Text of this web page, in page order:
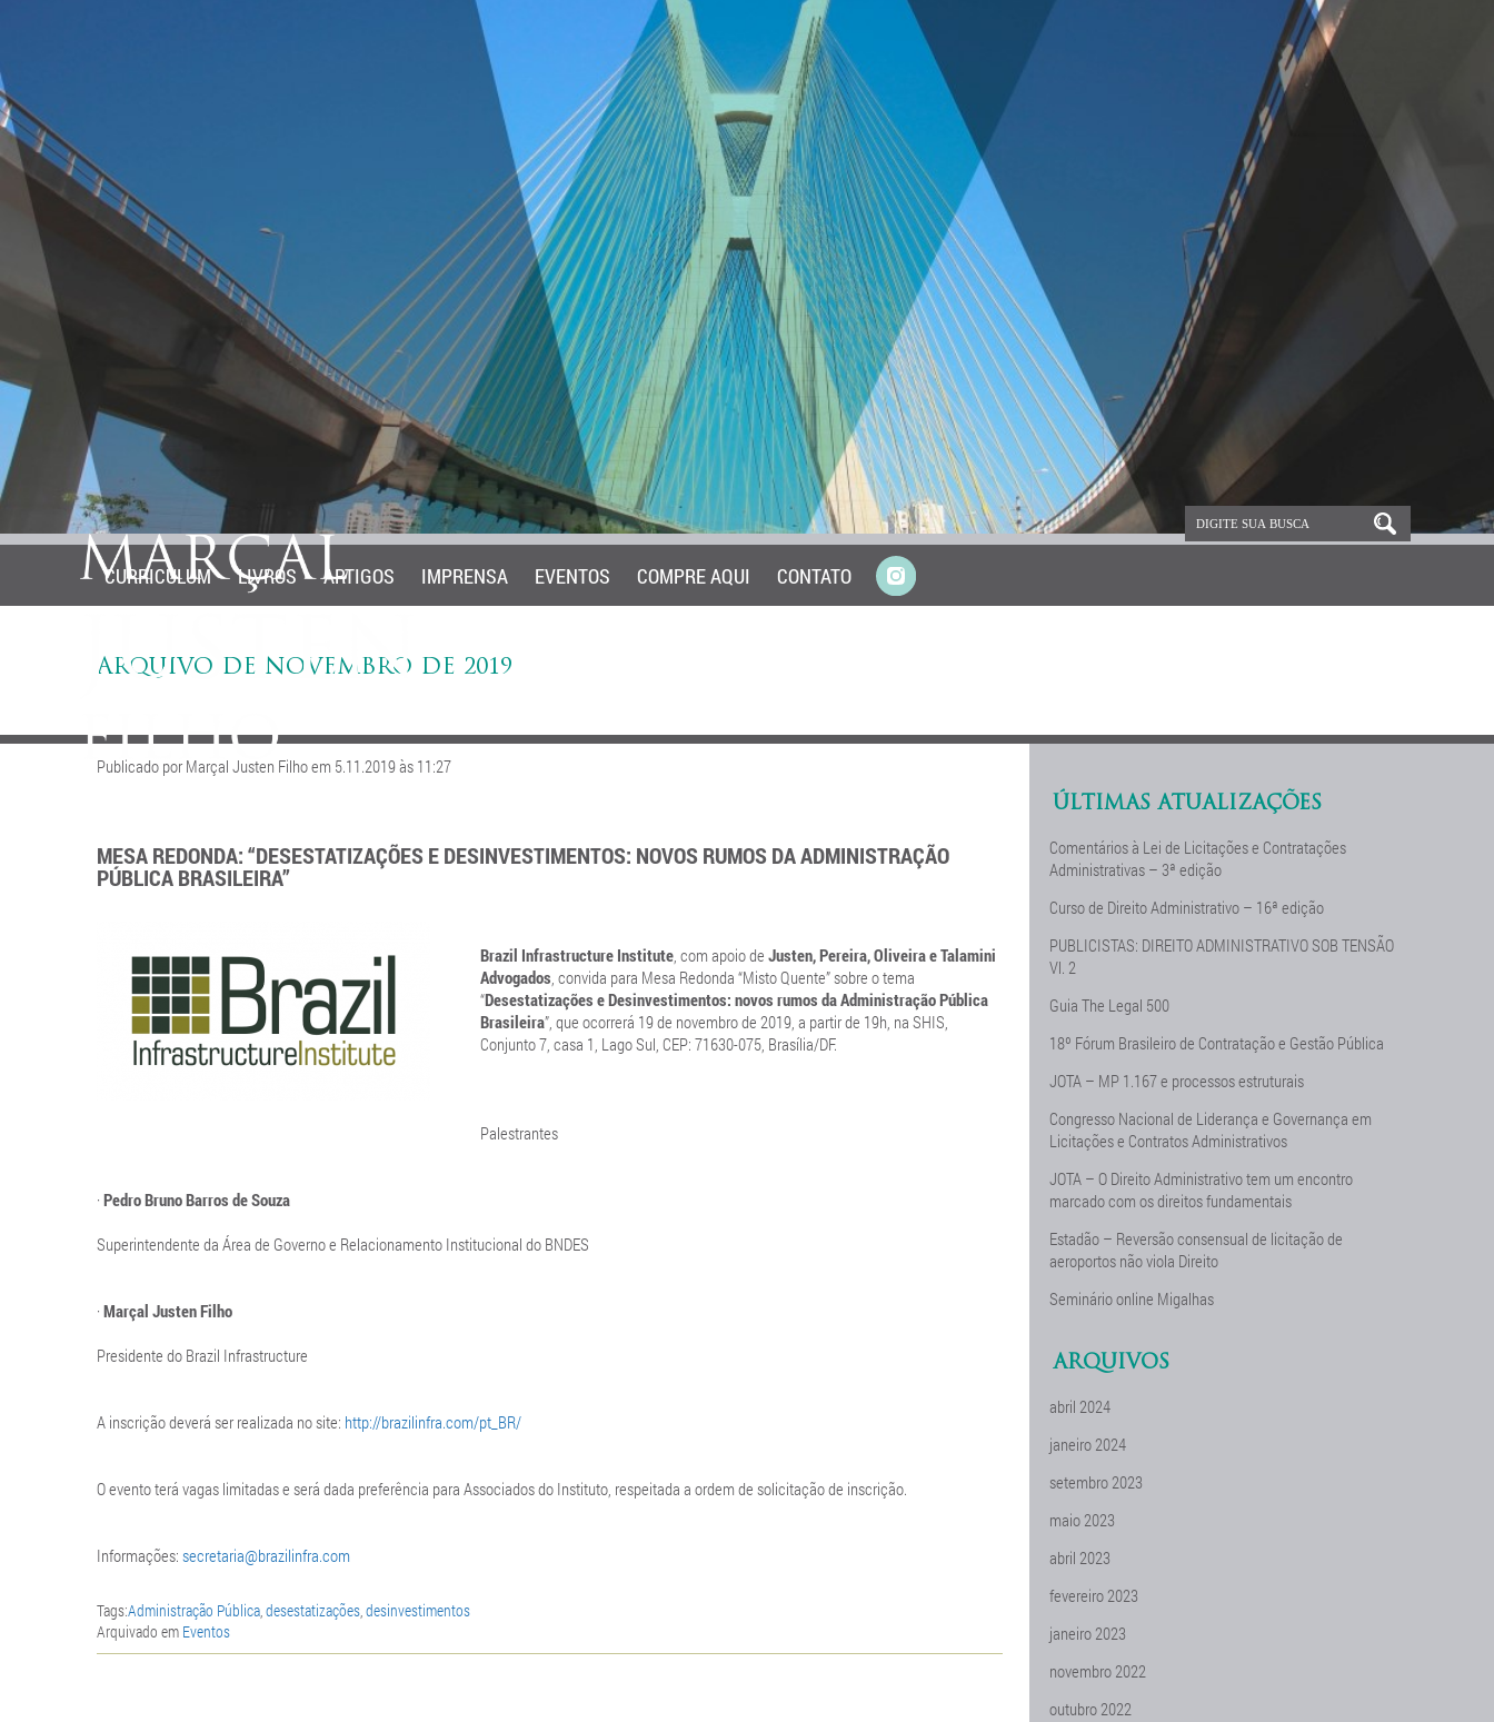
CURRICULUM LIVROS ARTIGOS IMPRENSA EVENTOS COMPRE AQUI CONTATO
ARQUIVO DE NOVEMBRO DE 2019
Publicado por Marçal Justen Filho em 5.11.2019 às 11:27
MESA REDONDA: “DESESTATIZAÇÕES E DESINVESTIMENTOS: NOVOS RUMOS DA ADMINISTRAÇÃO
PÚBLICA BRASILEIRA”
Brazil Infrastructure Institute, com apoio de Justen, Pereira, Oliveira e Talamini
Advogados, convida para Mesa Redonda “Misto Quente” sobre o tema
“Desestatizações e Desinvestimentos: novos rumos da Administração Pública
Brasileira”, que ocorrerá 19 de novembro de 2019, a partir de 19h, na SHIS,
Conjunto 7, casa 1, Lago Sul, CEP: 71630-075, Brasília/DF.
Palestrantes
· Pedro Bruno Barros de Souza
Superintendente da Área de Governo e Relacionamento Institucional do BNDES
· Marçal Justen Filho
Presidente do Brazil Infrastructure
A inscrição deverá ser realizada no site: http://brazilinfra.com/pt_BR/
O evento terá vagas limitadas e será dada preferência para Associados do Instituto, respeitada a ordem de solicitação de inscrição.
Informações: secretaria@brazilinfra.com
Tags:Administração Pública,desestatizações,desinvestimentos
Arquivado em Eventos
ÚLTIMAS ATUALIZAÇÕES
Comentários à Lei de Licitações e Contratações
Administrativas – 3ª edição
Curso de Direito Administrativo – 16ª edição
PUBLICISTAS: DIREITO ADMINISTRATIVO SOB TENSÃO
Vl. 2
Guia The Legal 500
18º Fórum Brasileiro de Contratação e Gestão Pública
JOTA – MP 1.167 e processos estruturais
Congresso Nacional de Liderança e Governança em
Licitações e Contratos Administrativos
JOTA – O Direito Administrativo tem um encontro
marcado com os direitos fundamentais
Estadão – Reversão consensual de licitação de
aeroportos não viola Direito
Seminário online Migalhas
ARQUIVOS
abril 2024
janeiro 2024
setembro 2023
maio 2023
abril 2023
fevereiro 2023
janeiro 2023
novembro 2022
outubro 2022